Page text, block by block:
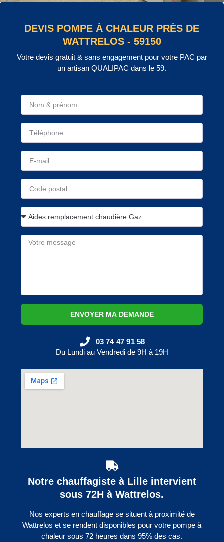
DEVIS POMPE À CHALEUR PRÈS DE
WATTRELOS - 59150
Votre devis gratuit & sans engagement pour votre PAC par
un artisan QUALIPAC dans le 59.
ENVOYER MA DEMANDE
03 74 47 91 58
Du Lundi au Vendredi de 9H à 19H
Notre chauffagiste à Lille intervient
sous 72H à Wattrelos.
Nos experts en chauffage se situent à proximité de
Wattrelos et se rendent disponibles pour votre pompe à
chaleur sous 72 heures dans 95% des cas.